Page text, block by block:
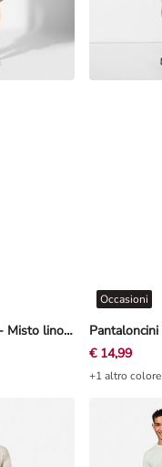
Pantaloncini chino - Misto lino - Beige
Occasioni
€ 14,99
+1 altro colore